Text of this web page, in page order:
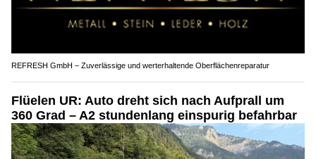
REFRESH GmbH – Zuverlässige und werterhaltende Oberflächenreparatur
Flüelen UR: Auto dreht sich nach Aufprall um
360 Grad – A2 stundenlang einspurig befahrbar